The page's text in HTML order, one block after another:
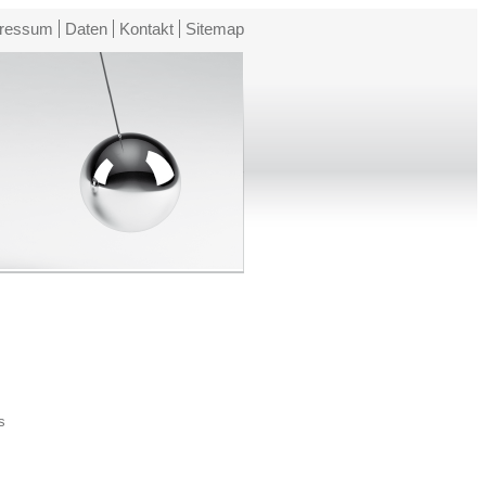
Daten Kontakt Sitemap